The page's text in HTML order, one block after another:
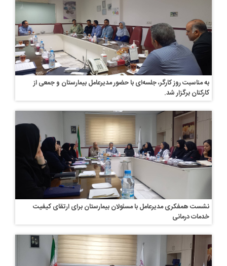
به مناسبت روز کارگر، جلسه‌ای با حضور مدیرعامل بیمارستان و جمعی از
کارکنان برگزار شد.
نشست همفکری مدیرعامل با مسئولان بیمارستان برای ارتقای کیفیت
خدمات درمانی